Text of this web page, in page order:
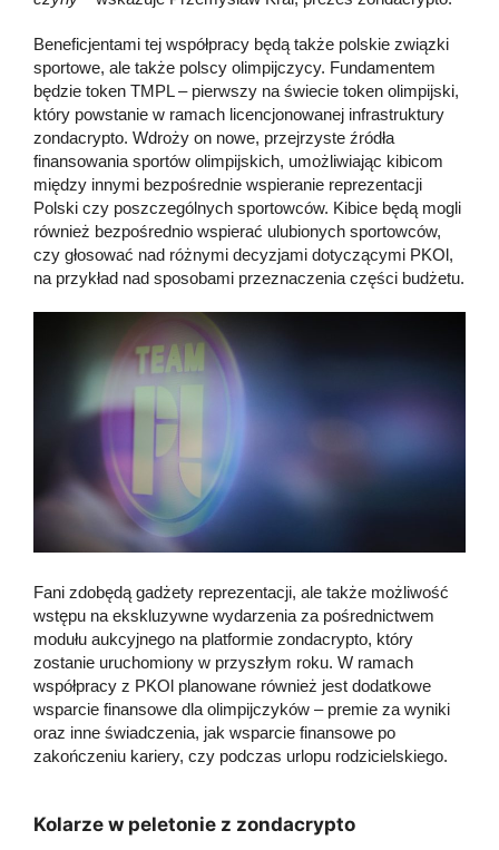
Beneficjentami tej współpracy będą także polskie związki
sportowe, ale także polscy olimpijczycy. Fundamentem
będzie token TMPL – pierwszy na świecie token olimpijski,
który powstanie w ramach licencjonowanej infrastruktury
zondacrypto. Wdroży on nowe, przejrzyste źródła
finansowania sportów olimpijskich, umożliwiając kibicom
między innymi bezpośrednie wspieranie reprezentacji
Polski czy poszczególnych sportowców. Kibice będą mogli
również bezpośrednio wspierać ulubionych sportowców,
czy głosować nad różnymi decyzjami dotyczącymi PKOl,
na przykład nad sposobami przeznaczenia części budżetu.
Fani zdobędą gadżety reprezentacji, ale także możliwość
wstępu na ekskluzywne wydarzenia za pośrednictwem
modułu aukcyjnego na platformie zondacrypto, który
zostanie uruchomiony w przyszłym roku. W ramach
współpracy z PKOl planowane również jest dodatkowe
wsparcie finansowe dla olimpijczyków – premie za wyniki
oraz inne świadczenia, jak wsparcie finansowe po
zakończeniu kariery, czy podczas urlopu rodzicielskiego.
Kolarze w peletonie z zondacrypto